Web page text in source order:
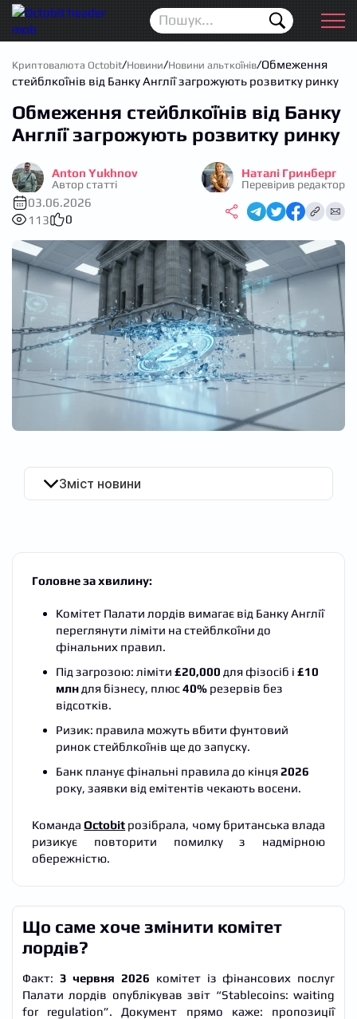
Новини
Для початківців
Криптовалюта
Біржі
Трейдинг
Гаманці
Проп трейдинг
Календар ICO
Прогноз цін
Криптовалюта Octobit/Новини/Новини альткоїнів/Обмеження
стейблкоїнів від Банку Англії загрожують розвитку ринку
Обмеження стейблкоїнів від Банку
Англії загрожують розвитку ринку
Anton Yukhnov
Автор статті
Наталі Гринберг
Перевірив редактор
03.06.2026
113
0
Зміст новини
Головне за хвилину:
Комітет Палати лордів вимагає від Банку Англії
переглянути ліміти на стейблкоїни до
фінальних правил.
Під загрозою: ліміти £20,000 для фізосіб і £10
млн для бізнесу, плюс40% резервів без
відсотків.
Ризик: правила можуть вбити фунтовий
ринок стейблкоїнів ще до запуску.
Банк планує фінальні правила до кінця2026
року, заявки від емітентів чекають восени.
КомандаOctobit розібрала, чому британська влада
ризикує повторити помилку з надмірною
обережністю.
Що саме хоче змінити комітет
лордів?
Факт: 3 червня 2026 комітет із фінансових послуг
Палати лордів опублікував звіт “Stablecoins: waiting
for regulation”. Документ прямо каже: пропозиції